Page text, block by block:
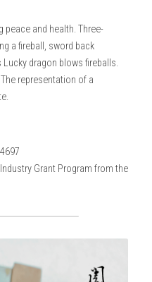
peace and health. Three-
a fireball, sword back
dragon blows fireballs.
representation of a
Grant Program from the